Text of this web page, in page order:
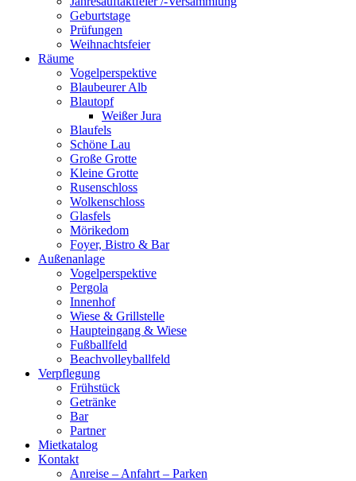
Geburtstage
Prüfungen
Weihnachtsfeier
Räume
Vogelperspektive
Blaubeurer Alb
Blautopf
Weißer Jura
Blaufels
Schöne Lau
Große Grotte
Kleine Grotte
Rusenschloss
Wolkenschloss
Glasfels
Mörikedom
Foyer, Bistro & Bar
Außenanlage
Vogelperspektive
Pergola
Innenhof
Wiese & Grillstelle
Haupteingang & Wiese
Fußballfeld
Beachvolleyballfeld
Verpflegung
Frühstück
Getränke
Bar
Partner
Mietkatalog
Kontakt
Anreise – Anfahrt – Parken